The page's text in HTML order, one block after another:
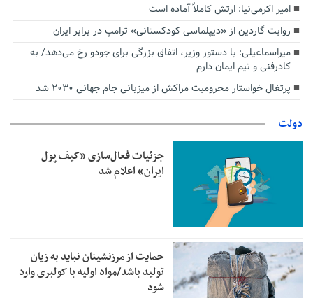
امیر اکرمی‌نیا: ارتش کاملاً آماده است
روایت گاردین از «دیپلماسی کودکستانی» ترامپ در برابر ایران
میراسماعیلی: با دستور وزیر، اتفاق بزرگی برای جودو رخ می‌دهد/ به
کادرفنی و تیم ایمان دارم
پرتغال خواستار محرومیت مراکش از میزبانی جام جهانی ۲۰۳۰ شد
دولت
جزئیات فعال‌سازی «کیف پول
ایران» اعلام شد
حمایت از مرزنشینان نباید به زیان
تولید باشد/مواد اولیه با کولبری وارد
شود